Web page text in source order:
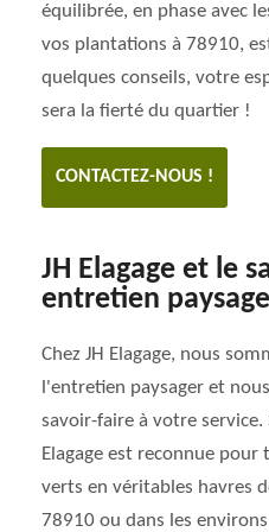
équilibrée, en phase avec
vos plantations à 78910,
quelques conseils, votre
sera la fierté du quartier !
CONTACTEZ-NOUS !
JH Elagage et le
entretien
Chez JH Elagage, nous
l'entretien paysager et
savoir-faire à votre service.
Elagage est reconnue pour
verts en véritables havres
78910 ou dans les